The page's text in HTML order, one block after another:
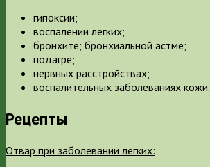
гипоксии;
воспалении легких;
бронхите; бронхиальной астме;
подагре;
нервных расстройствах;
воспалительных заболеваниях кожи.
Рецепты
Отвар при заболевании легких: